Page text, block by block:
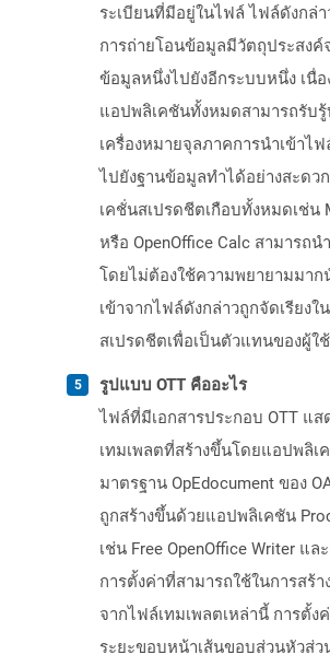
ระเบียนที่มีอยู่ในไฟล์ ไฟล์ดังกล่า
การถ่ายโอนข้อมูลมีวัตถุประสงค์
ข้อมูลหนึ่งไปยังอีกระบบหนึ่ง เนื่อ
แอปพลิเคชันทั้งหมดสามารถรับ
เครื่องหมายจุลภาคการนำเข้าไ
ไปยังฐานข้อมูลทำได้อย่างสะดว
เคชั่นสเปรดชีตเกือบทั้งหมดเช่น
หรือ OpenOffice Calc สามารถน
โดยไม่ต้องใช้ความพยายามมา
เข้าจากไฟล์ดังกล่าวถูกจัดเรียงใ
สเปรดชีตเพื่อเป็นตัวแทนของผู้ใช้
รูปแบบ OTT คืออะไร
ไฟล์ที่มีเอกสารประกอบ OTT แส
เทมเพลตที่สร้างขึ้นโดยแอปพลิ
มาตรฐาน OpEdocument ของ
ถูกสร้างขึ้นด้วยแอปพลิเคชัน
เช่น Free OpenOffice Writer แล
การตั้งค่าที่สามารถใช้ในการสร้า
จากไฟล์เทมเพลตเหล่านี้ การตั้ง
ระยะขอบหน้าเส้นขอบส่วนหัวส่ว